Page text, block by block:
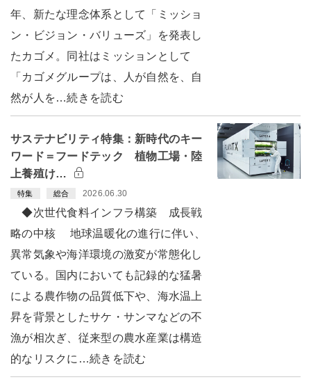
年、新たな理念体系として「ミッショ
ン・ビジョン・バリューズ」を発表し
たカゴメ。同社はミッションとして
「カゴメグループは、人が自然を、自
然が人を…続きを読む
サステナビリティ特集：新時代のキー
ワード＝フードテック 植物工場・陸
上養殖け…
特集 総合 2026.06.30
◆次世代食料インフラ構築 成長戦
略の中核 地球温暖化の進行に伴い、
異常気象や海洋環境の激変が常態化し
ている。国内においても記録的な猛暑
による農作物の品質低下や、海水温上
昇を背景としたサケ・サンマなどの不
漁が相次ぎ、従来型の農水産業は構造
的なリスクに…続きを読む